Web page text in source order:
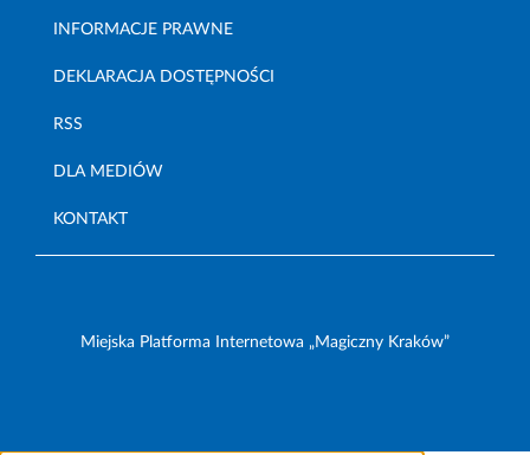
INFORMACJE PRAWNE
DEKLARACJA DOSTĘPNOŚCI
RSS
DLA MEDIÓW
KONTAKT
Miejska Platforma Internetowa „Magiczny Kraków”